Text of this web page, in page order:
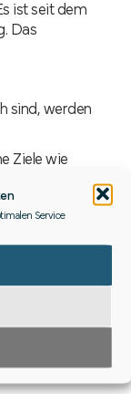
Service
ist seit dem
Das
sind, werden
Ziele wie
neue
fühlen,
Oft steht
zu
So wie